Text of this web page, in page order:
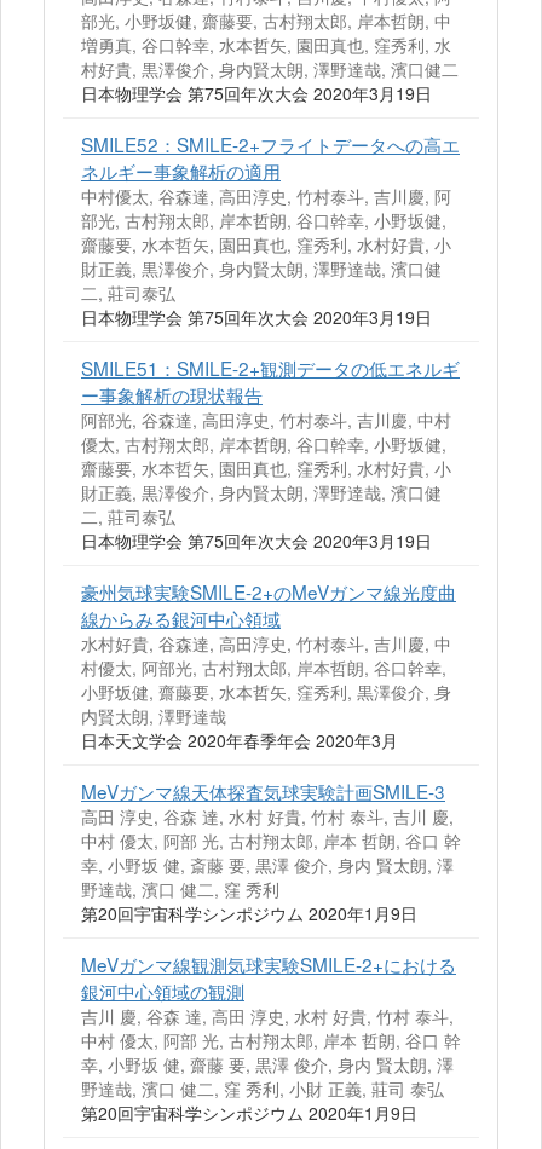
部光, 小野坂健, 齋藤要, 古村翔太郎, 岸本哲朗, 中
増勇真, 谷口幹幸, 水本哲矢, 園田真也, 窪秀利, 水
村好貴, 黒澤俊介, 身内賢太朗, 澤野達哉, 濱口健二
日本物理学会 第75回年次大会 2020年3月19日
SMILE52：SMILE-2+フライトデータへの高エ
ネルギー事象解析の適用
中村優太, 谷森達, 高田淳史, 竹村泰斗, 吉川慶, 阿
部光, 古村翔太郎, 岸本哲朗, 谷口幹幸, 小野坂健,
齋藤要, 水本哲矢, 園田真也, 窪秀利, 水村好貴, 小
財正義, 黒澤俊介, 身内賢太朗, 澤野達哉, 濱口健
二, 莊司泰弘
日本物理学会 第75回年次大会 2020年3月19日
SMILE51：SMILE-2+観測データの低エネルギ
ー事象解析の現状報告
阿部光, 谷森達, 高田淳史, 竹村泰斗, 吉川慶, 中村
優太, 古村翔太郎, 岸本哲朗, 谷口幹幸, 小野坂健,
齋藤要, 水本哲矢, 園田真也, 窪秀利, 水村好貴, 小
財正義, 黒澤俊介, 身内賢太朗, 澤野達哉, 濱口健
二, 莊司泰弘
日本物理学会 第75回年次大会 2020年3月19日
豪州気球実験SMILE-2+のMeVガンマ線光度曲
線からみる銀河中心領域
水村好貴, 谷森達, 高田淳史, 竹村泰斗, 吉川慶, 中
村優太, 阿部光, 古村翔太郎, 岸本哲朗, 谷口幹幸,
小野坂健, 齋藤要, 水本哲矢, 窪秀利, 黒澤俊介, 身
内賢太朗, 澤野達哉
日本天文学会 2020年春季年会 2020年3月
MeVガンマ線天体探査気球実験計画SMILE-3
高田 淳史, 谷森 達, 水村 好貴, 竹村 泰斗, 吉川 慶,
中村 優太, 阿部 光, 古村翔太郎, 岸本 哲朗, 谷口 幹
幸, 小野坂 健, 斎藤 要, 黒澤 俊介, 身内 賢太朗, 澤
野達哉, 濱口 健二, 窪 秀利
第20回宇宙科学シンポジウム 2020年1月9日
MeVガンマ線観測気球実験SMILE-2+における
銀河中心領域の観測
吉川 慶, 谷森 達, 高田 淳史, 水村 好貴, 竹村 泰斗,
中村 優太, 阿部 光, 古村翔太郎, 岸本 哲朗, 谷口 幹
幸, 小野坂 健, 齋藤 要, 黒澤 俊介, 身内 賢太朗, 澤
野達哉, 濱口 健二, 窪 秀利, 小財 正義, 莊司 泰弘
第20回宇宙科学シンポジウム 2020年1月9日